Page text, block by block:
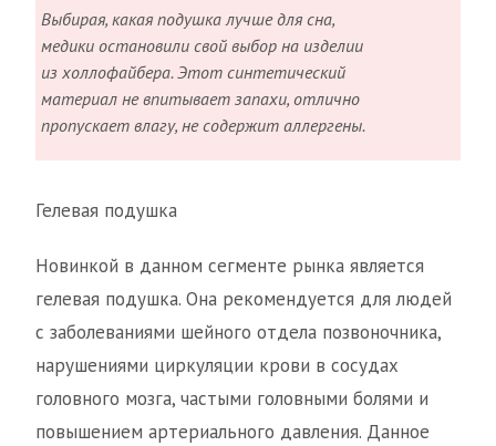
Выбирая, какая подушка лучше для сна,
медики остановили свой выбор на изделии
из холлофайбера. Этот синтетический
материал не впитывает запахи, отлично
пропускает влагу, не содержит аллергены.
Гелевая подушка
Новинкой в данном сегменте рынка является
гелевая подушка. Она рекомендуется для людей
с заболеваниями шейного отдела позвоночника,
нарушениями циркуляции крови в сосудах
головного мозга, частыми головными болями и
повышением артериального давления. Данное